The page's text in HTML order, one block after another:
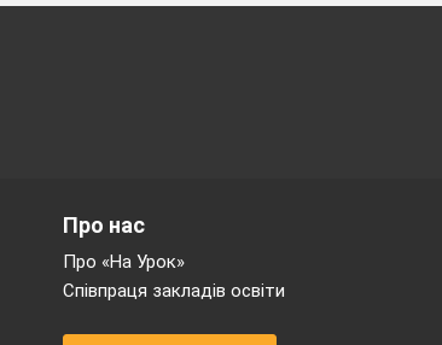
Про нас
Про «На Урок»
Співпраця закладів освіти